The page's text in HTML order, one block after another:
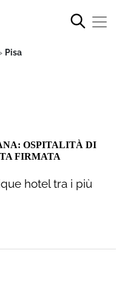
Pisa
OSPITALITÀ DI
FIRMATA
hotel tra i più